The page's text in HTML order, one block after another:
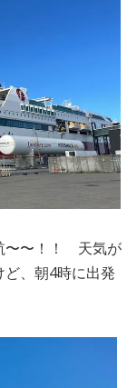
〜〜！！ 天気が
、朝4時に出発